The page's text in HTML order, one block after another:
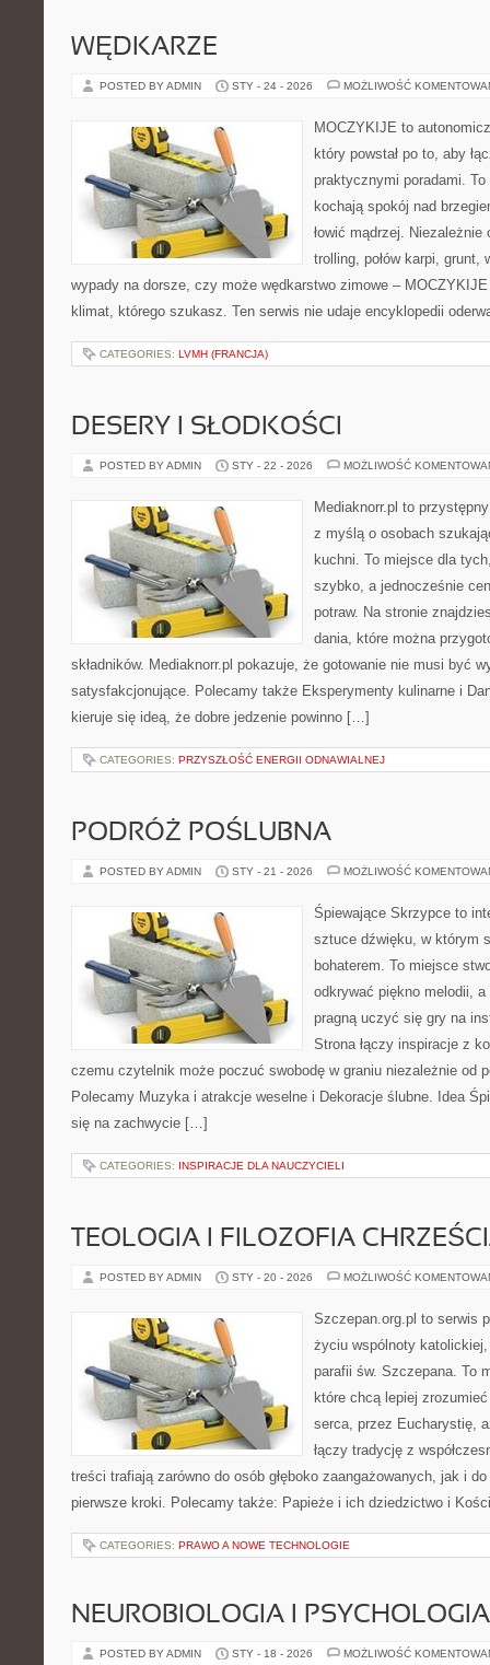
WĘDKARZE
POSTED BY ADMIN STY - 24 - 2026 MOŻLIWOŚĆ
MOCZYKIJE to
który powstał po to, aby
praktycznymi poradami.
kochają spokój nad
łowić mądrzej.
trolling, połów karpi, grunt,
wypady na dorsze, czy może wędkarstwo zimowe – MOCZYKIJE
klimat, którego szukasz. Ten serwis nie udaje encyklopedii
CATEGORIES: LVMH (FRANCJA)
DESERY I SŁODKOŚCI
POSTED BY ADMIN STY - 22 - 2026 MOŻLIWOŚĆ
Mediaknorr.pl to
z myślą o osobach
kuchni. To miejsce dla
szybko, a jednocześnie
potraw. Na stronie
dania, które można
składników. Mediaknorr.pl pokazuje, że gotowanie nie musi być
satysfakcjonujące. Polecamy także Eksperymenty kulinarne i
kieruje się ideą, że dobre jedzenie powinno […]
CATEGORIES: PRZYSZŁOŚĆ ENERGII ODNAWIALNEJ
PODRÓŻ POŚLUBNA
POSTED BY ADMIN STY - 21 - 2026 MOŻLIWOŚĆ
Śpiewające Skrzypce to
sztuce dźwięku, w którym
bohaterem. To miejsce
odkrywać piękno melodii,
pragną uczyć się gry na
Strona łączy inspiracje z
czemu czytelnik może poczuć swobodę w graniu niezależnie od
Polecamy Muzyka i atrakcje weselne i Dekoracje ślubne. Idea
się na zachwycie […]
CATEGORIES: INSPIRACJE DLA NAUCZYCIELI
TEOLOGIA I FILOZOFIA
POSTED BY ADMIN STY - 20 - 2026 MOŻLIWOŚĆ
Szczepan.org.pl to serwis
życiu wspólnoty
parafii św. Szczepana. To
które chcą lepiej
serca, przez Eucharystię,
łączy tradycję z
treści trafiają zarówno do osób głęboko zaangażowanych, jak i
pierwsze kroki. Polecamy także: Papieże i ich dziedzictwo i
CATEGORIES: PRAWO A NOWE TECHNOLOGIE
NEUROBIOLOGIA I PSYCHOLOGIA
POSTED BY ADMIN STY - 18 - 2026 MOŻLIWOŚĆ